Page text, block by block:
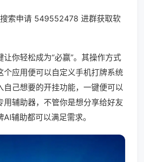
索申请 549552478 进群获取软
你轻松成为“必赢”。其操作方式
个应用便可以自定义手机打牌系统
自己想要的开挂功能，一键便可以
用辅助器，不管你是想分享给好友
辅助都可以满足需求。